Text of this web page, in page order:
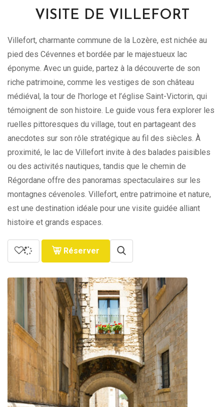
VISITE DE VILLEFORT
Villefort, charmante commune de la Lozère, est nichée au
pied des Cévennes et bordée par le majestueux lac
éponyme. Avec un guide, partez à la découverte de son
riche patrimoine, comme les vestiges de son château
médiéval, la tour de l’horloge et l’église Saint-Victorin, qui
témoignent de son histoire. Le guide vous fera explorer les
ruelles pittoresques du village, tout en partageant des
anecdotes sur son rôle stratégique au fil des siècles. À
proximité, le lac de Villefort invite à des balades paisibles
ou des activités nautiques, tandis que le chemin de
Régordane offre des panoramas spectaculaires sur les
montagnes cévenoles. Villefort, entre patrimoine et nature,
est une destination idéale pour une visite guidée alliant
histoire et grands espaces.
Réserver